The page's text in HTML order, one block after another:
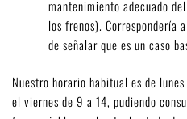
mantenimiento adecuado
los frenos). Correspondería
de señalar que es un caso
Nuestro horario habitual es de
el viernes de 9 a 14, pudiendo